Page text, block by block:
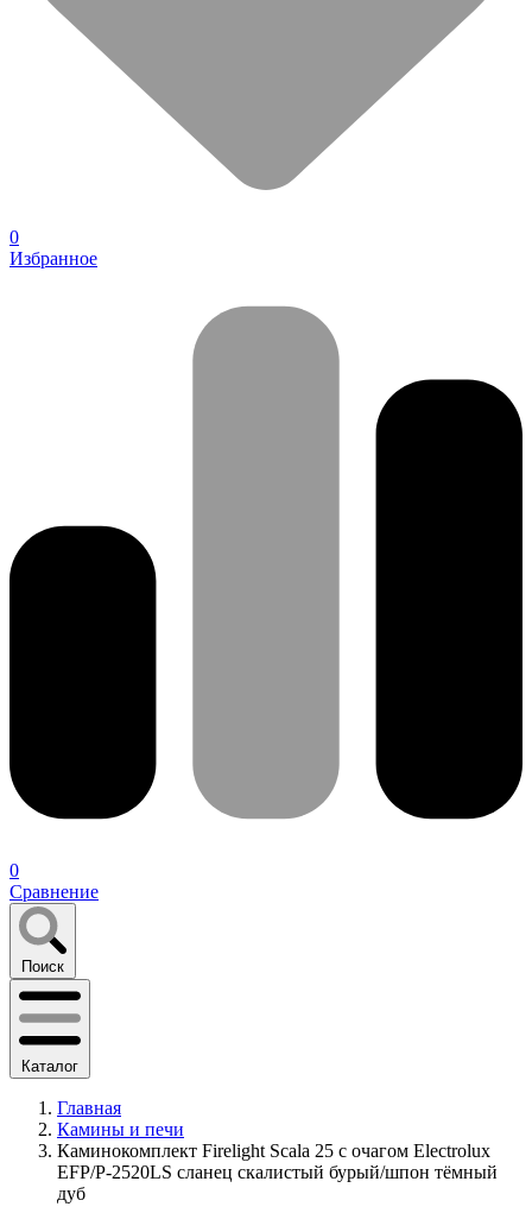
0
Избранное
0
Сравнение
Поиск
Каталог
Главная
Камины и печи
Каминокомплект Firelight Scala 25 с очагом Electrolux
EFP/P-2520LS сланец скалистый бурый/шпон тёмный
дуб